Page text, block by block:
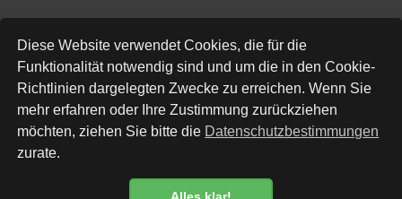
Diese Website verwendet Cookies, die für die
Funktionalität notwendig sind und um die in den Cookie-
Richtlinien dargelegten Zwecke zu erreichen. Wenn Sie
mehr erfahren oder Ihre Zustimmung zurückziehen
möchten, ziehen Sie bitte die Datenschutzbestimmungen
zurate.